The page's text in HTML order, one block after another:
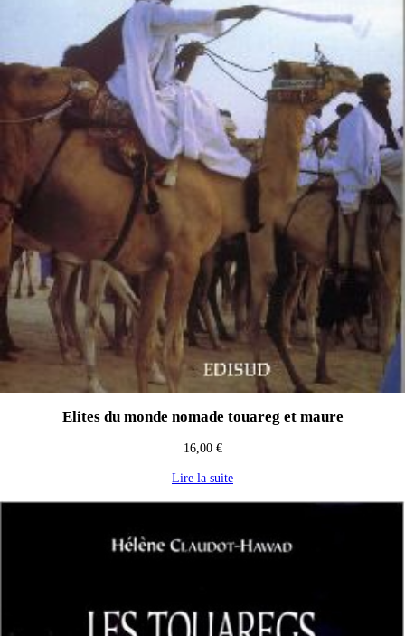
Elites du monde nomade touareg et maure
16,00 €
Lire la suite